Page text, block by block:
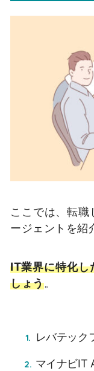
ここでは、転
ージェントを紹
IT業界に特化し
しょう。
レバテック
マイナビIT